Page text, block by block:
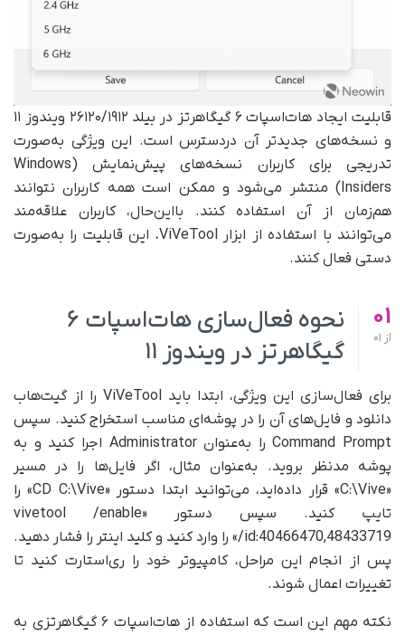
قابلیت ایجاد هات‌اسپات ۶ گیگاهرتز در بیلد ۲۶۱۲۰/۱۹۱۲ ویندوز ۱۱
و نسخه‌های جدیدتر آن دردسترس است. این ویژگی به‌صورت
تدریجی برای کاربران نسخه‌های پیش‌نمایش (Windows
Insiders) منتشر می‌شود و ممکن است همه کاربران نتوانند
هم‌زمان از آن استفاده کنند. با‌این‌حال، کاربران علاقه‌مند
می‌توانند با استفاده از ابزار ViVeTool، این قابلیت را به‌صورت
دستی فعال کنند.
01
از
نحوه فعال‌سازی هات‌اسپات ۶
گیگاهرتز در ویندوز ۱۱
برای فعال‌سازی این ویژگی، ابتدا باید ViVeTool را از گیت‌هاب
دانلود و فایل‌های آن را در پوشه‌ای مناسب استخراج کنید. سپس
Command Prompt را به‌عنوان Administrator اجرا کنید و به
پوشه مدنظر بروید. به‌عنوان مثال، اگر فایل‌ها را در مسیر
«C:\Vive» قرار داده‌اید، می‌توانید ابتدا دستور «CD C:\Vive» را
تایپ کنید. سپس دستور «vivetool /enable
/id:40466470,48433719» را وارد کنید و کلید اینتر را فشار دهید.
پس از انجام این مراحل، کامپیوتر خود را ری‌استارت کنید تا
تغییرات اعمال شوند.
نکته مهم این است که استفاده از هات‌اسپات ۶ گیگاهرتزی به